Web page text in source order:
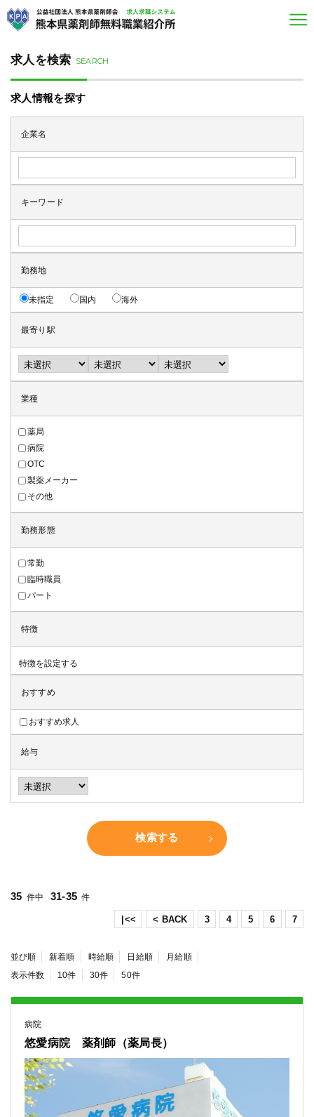
求人を検索 SEARCH
求人情報を探す
企業名
キーワード
勤務地
未指定 国内 海外
最寄り駅
業種
薬局
病院
OTC
製薬メーカー
その他
勤務形態
常勤
臨時職員
パート
特徴
特徴を設定する
おすすめ
おすすめ求人
給与
検索する
35 件中 31-35 件
|<< < BACK 3 4 5 6 7
並び順 新着順 時給順 日給順
月給順
表示件数
10件 30件 50件
病院
悠愛病院 薬剤師（薬局長）